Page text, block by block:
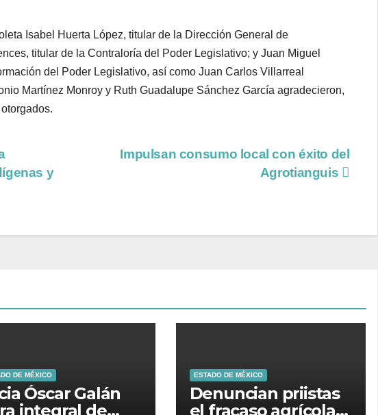
Isabel Huerta López, titular de la Dirección General de
titular de la Contraloría del Poder Legislativo; y Juan Miguel
del Poder Legislativo, así como Juan Carlos Villarreal
Martínez Monroy y Ruth Guadalupe Sánchez García agradecieron,
Impulsan consumo local con éxito del
Agrotianguis
y
DE MÉXICO
Óscar Galán
integral de
ESTADO DE MÉXICO
Denuncian priistas
el fracaso agrícola